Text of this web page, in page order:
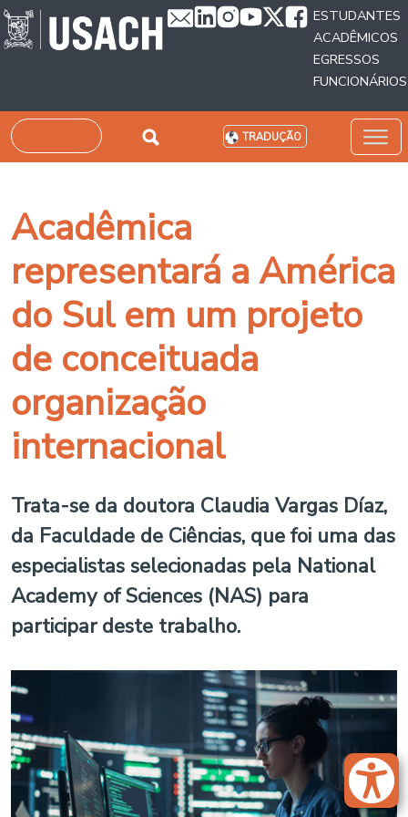
Passar para o conteúdo principal
ESTUDANTES
ACADÊMICOS
EGRESSOS
FUNCIONÁRIOS
Pesquisar TRADUÇÃO
Acadêmica
representará a América
do Sul em um projeto
de conceituada
organização
internacional
Trata-se da doutora Claudia Vargas Díaz,
da Faculdade de Ciências, que foi uma das
especialistas selecionadas pela National
Academy of Sciences (NAS) para
participar deste trabalho.